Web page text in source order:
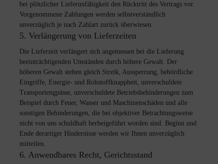
bei plötzlicher Lieferunfähigkeit den Rücktritt des Vertrags vor.
Vorgenommene Zahlungen werden selbstverständlich
unverzüglich je nach Zahlart zurück überwiesen.
5. Verlängerung von Lieferzeiten
Die Lieferzeit verlängert sich angemessen bei die Lieferung
beeinträchtigenden Umständen durch höhere Gewalt. Der
höheren Gewalt stehen gleich Streik, Aussperrung, behördliche
Eingriffe, Energie- und Rohstoffknappheit, unverschuldete
Transportengpässe, unverschuldete Betriebsbehinderungen zum
Beispiel durch Feuer, Wasser und Maschinenschäden und alle
sonstigen Behinderungen, die bei objektiver Betrachtungsweise
nicht von uns schuldhaft herbeigeführt worden sind. Beginn und
Ende derartiger Hindernisse werden wir Ihnen unverzüglich
mitteilen.
6. Anwendbares Recht, Gerichtsstand